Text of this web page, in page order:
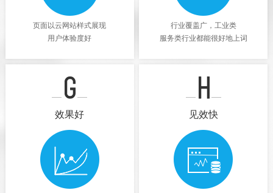
页面以云网站样式展现
用户体验度好
行业覆盖广，工业类
服务类行业都能很好地上词
效果好 见效快